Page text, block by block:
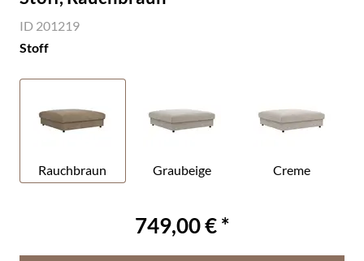
ID 201219
Stoff
Rauchbraun Graubeige Creme
749,00 € *